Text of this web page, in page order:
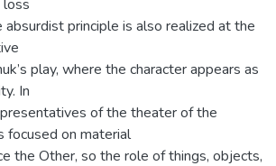
absurdist principle is also realized at the
play, where the character appears as
In
of the theater of the
focused on material
the Other, so the role of things, objects,